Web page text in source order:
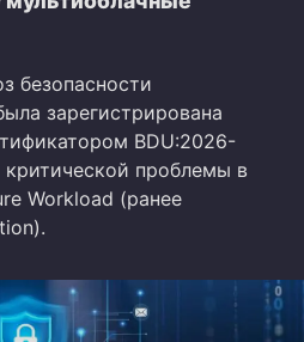
безопасности
зарегистрирована
BDU:2026-
критической проблемы в
Workload (ранее